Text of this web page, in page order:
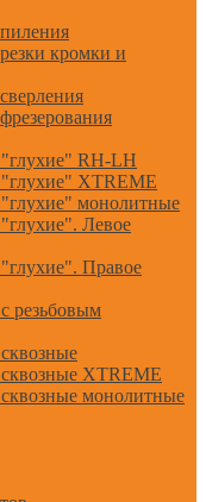
кромки и
RH-LH
XTREME
монолитные
Левое
Правое
резьбовым
XTREME
монолитные